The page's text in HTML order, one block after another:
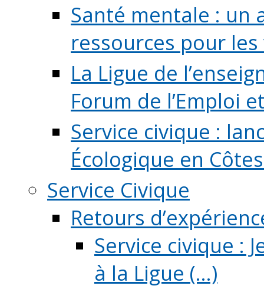
Santé mentale : un
ressources pour
La Ligue de
Forum de l’Emploi
Service civique :
Écologique en
Service Civique
Retours
Service civique :
à la Ligue (...)